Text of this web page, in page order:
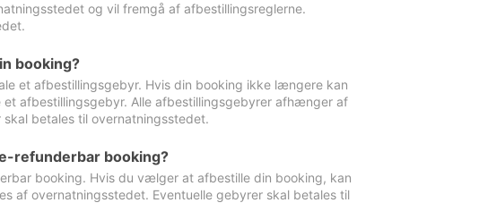
og vil fremgå af afbestillingsreglerne.
booking?
et afbestillingsgebyr. Hvis din booking ikke længere kan
afbestillingsgebyr. Alle afbestillingsgebyrer afhænger af
betales til overnatningsstedet.
refunderbar booking?
booking. Hvis du vælger at afbestille din booking, kan
af overnatningsstedet. Eventuelle gebyrer skal betales til